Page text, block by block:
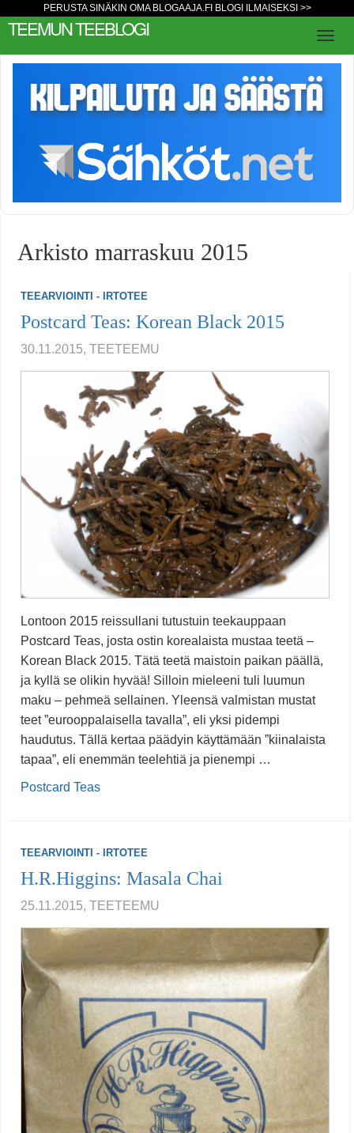
PERUSTA SINÄKIN OMA BLOGAAJA.FI BLOGI ILMAISEKSI >>
TEEMUN TEEBLOGI
Arkisto marraskuu 2015
TEEARVIOINTI - IRTOTEE
Postcard Teas: Korean Black 2015
30.11.2015, TEETEEMU
Lontoon 2015 reissullani tutustuin teekauppaan
Postcard Teas, josta ostin korealaista mustaa teetä –
Korean Black 2015. Tätä teetä maistoin paikan päällä,
ja kyllä se olikin hyvää! Silloin mieleeni tuli luumun
maku – pehmeä sellainen. Yleensä valmistan mustat
teet ”eurooppalaisella tavalla”, eli yksi pidempi
haudutus. Tällä kertaa päädyin käyttämään ”kiinalaista
tapaa”, eli enemmän teelehtiä ja pienempi …
Postcard Teas
TEEARVIOINTI - IRTOTEE
H.R.Higgins: Masala Chai
25.11.2015, TEETEEMU